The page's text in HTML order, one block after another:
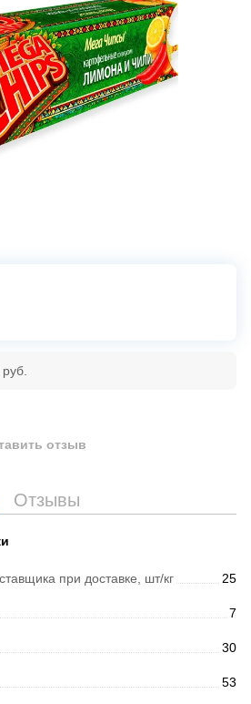
Отзывы
при доставке, шт/кг 25
7
30
53
отзыв